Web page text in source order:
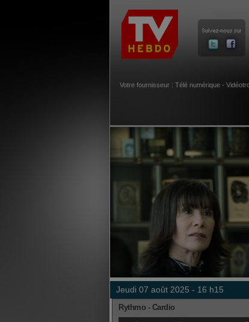
Votre fournisseur : Télé numérique -
jeudi 07 août 2025 - 16 h15
Rythmo - Cardio